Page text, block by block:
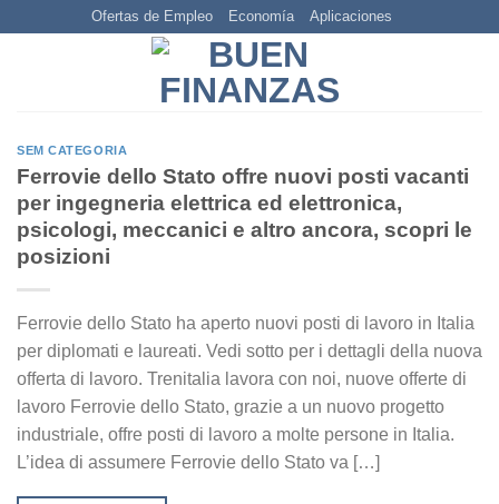
Ofertas de Empleo Economía Aplicaciones
SEM CATEGORIA
Ferrovie dello Stato offre nuovi posti vacanti
per ingegneria elettrica ed elettronica,
psicologi, meccanici e altro ancora, scopri le
posizioni
Ferrovie dello Stato ha aperto nuovi posti di lavoro in Italia
per diplomati e laureati. Vedi sotto per i dettagli della nuova
offerta di lavoro. Trenitalia lavora con noi, nuove offerte di
lavoro Ferrovie dello Stato, grazie a un nuovo progetto
industriale, offre posti di lavoro a molte persone in Italia.
L’idea di assumere Ferrovie dello Stato va […]